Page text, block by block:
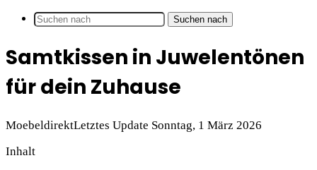
Suchen nach
Samtkissen in Juwelentönen
für dein Zuhause
MoebeldirektLetztes Update Sonntag, 1 März 2026
Inhalt